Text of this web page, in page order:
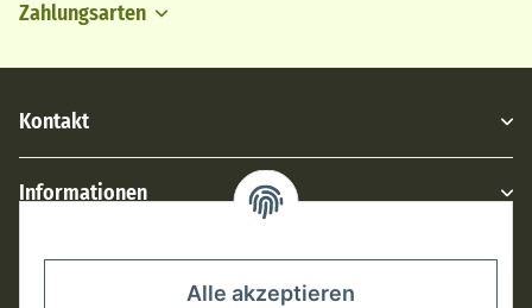
Alle akzeptieren
Zahlungsarten
Kontakt
Informationen
Rechtliches